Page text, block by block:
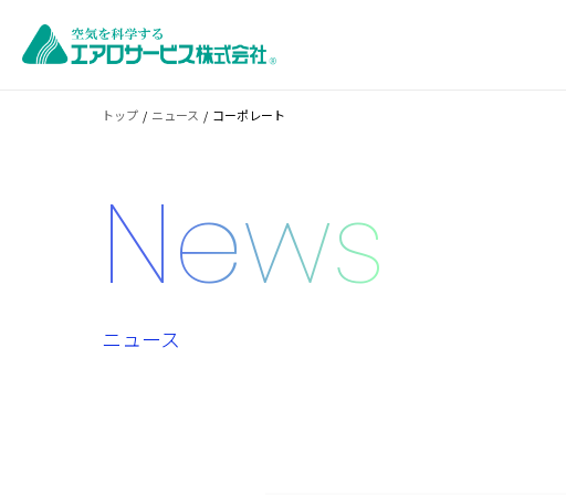
トップ ニュース コーポレート
News
ニュース